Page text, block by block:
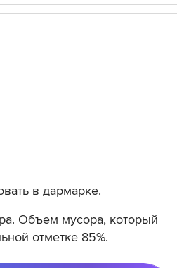
в дармарке.
Объем мусора, который
отметке 85%.